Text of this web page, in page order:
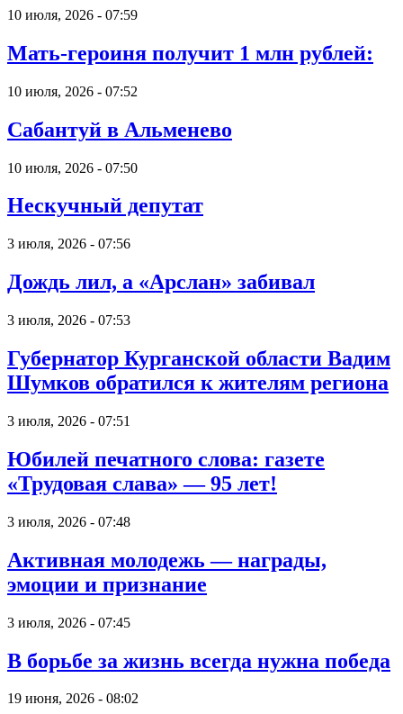
10 июля, 2026 - 07:59
Мать-героиня получит 1 млн рублей:
10 июля, 2026 - 07:52
Сабантуй в Альменево
10 июля, 2026 - 07:50
Нескучный депутат
3 июля, 2026 - 07:56
Дождь лил, а «Арслан» забивал
3 июля, 2026 - 07:53
Губернатор Курганской области Вадим
Шумков обратился к жителям региона
3 июля, 2026 - 07:51
Юбилей печатного слова: газете
«Трудовая слава» — 95 лет!
3 июля, 2026 - 07:48
Активная молодежь — награды,
эмоции и признание
3 июля, 2026 - 07:45
В борьбе за жизнь всегда нужна победа
19 июня, 2026 - 08:02